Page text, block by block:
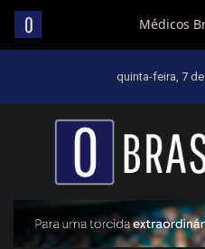
quinta-feira, 7
Um diário de notícias